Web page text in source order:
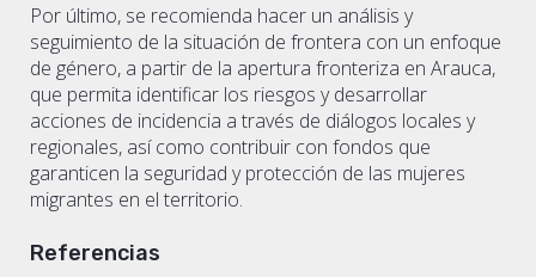
Por último, se recomienda hacer un análisis y
seguimiento de la situación de frontera con un enfoque
de género, a partir de la apertura fronteriza en Arauca,
que permita identificar los riesgos y desarrollar
acciones de incidencia a través de diálogos locales y
regionales, así como contribuir con fondos que
garanticen la seguridad y protección de las mujeres
migrantes en el territorio.
Referencias